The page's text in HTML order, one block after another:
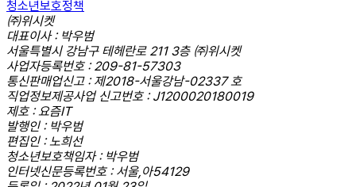
청소년보호정책
㈜위시켓
대표이사 : 박우범
서울특별시 강남구 테헤란로 211 3층 ㈜위시켓
사업자등록번호 : 209-81-57303
통신판매업신고 : 제2018-서울강남-02337 호
직업정보제공사업 신고번호 : J1200020180019
제호 : 요즘IT
발행인 : 박우범
편집인 : 노희선
청소년보호책임자 : 박우범
인터넷신문등록번호 : 서울,아54129